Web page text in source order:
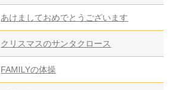
あけましておめでとうございます
クリスマスのサンタクロース
FAMILYの体操